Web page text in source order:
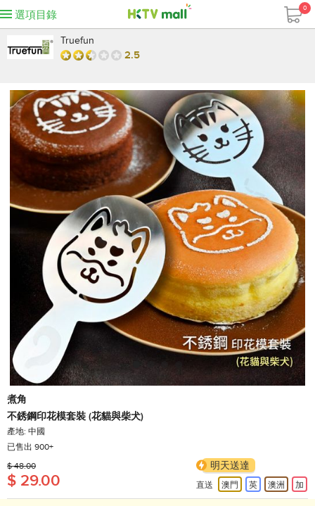
選項目錄
0
Truefun
2.5
煮角
不銹鋼印花模套裝 (花貓與柴犬)
產地: 中國
已售出 900+
$ 48.00
$ 29.00
明天送達
直送 澳門 英 澳洲 加